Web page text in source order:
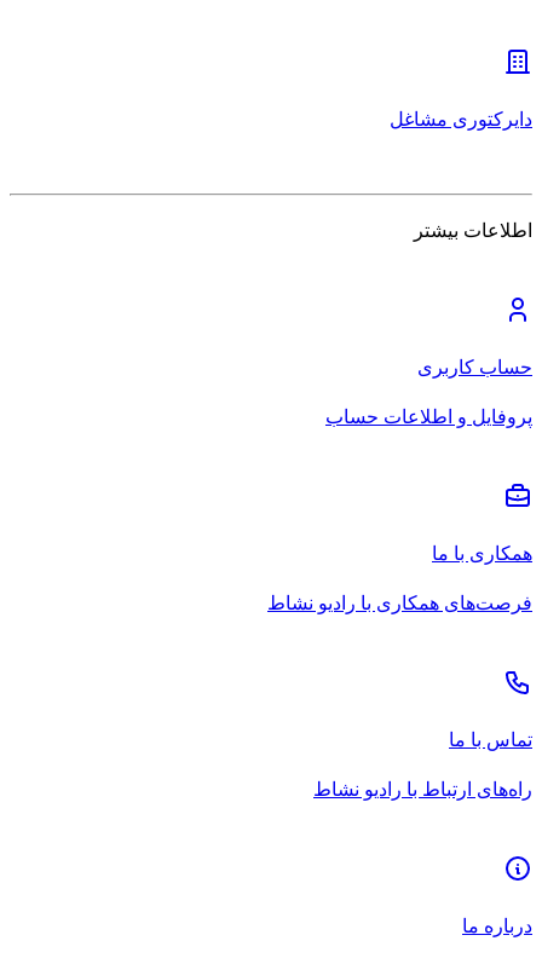
دایرکتوری مشاغل
اطلاعات بیشتر
حساب کاربری
پروفایل و اطلاعات حساب
همکاری با ما
فرصت‌های همکاری با رادیو نشاط
تماس با ما
راه‌های ارتباط با رادیو نشاط
درباره ما